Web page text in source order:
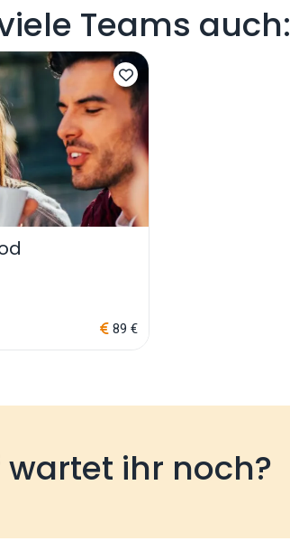
Teams auch:
89 €
ihr noch?